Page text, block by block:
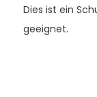
Dies ist ein
geeignet.